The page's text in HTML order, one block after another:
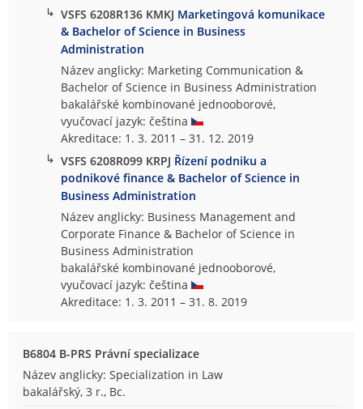
↳ VSFS 6208R136 KMKJ Marketingová komunikace
& Bachelor of Science in Business
Administration
Název anglicky: Marketing Communication &
Bachelor of Science in Business Administration
bakalářské kombinované jednooborové,
vyučovací jazyk: čeština
Akreditace: 1. 3. 2011 – 31. 12. 2019
↳ VSFS 6208R099 KRPJ Řízení podniku a
podnikové finance & Bachelor of Science in
Business Administration
Název anglicky: Business Management and
Corporate Finance & Bachelor of Science in
Business Administration
bakalářské kombinované jednooborové,
vyučovací jazyk: čeština
Akreditace: 1. 3. 2011 – 31. 8. 2019
B6804 B-PRS Právní specializace
Název anglicky: Specialization in Law
bakalářský, 3 r., Bc.